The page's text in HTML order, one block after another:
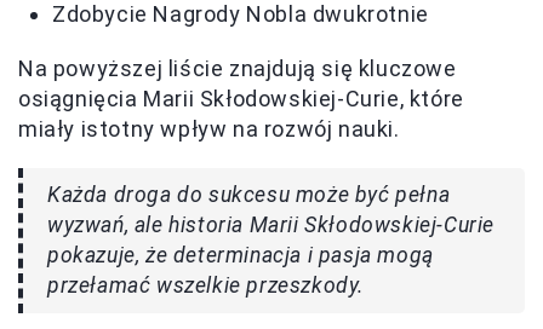
Zdobycie Nagrody Nobla dwukrotnie
Na powyższej liście znajdują się kluczowe
osiągnięcia Marii Skłodowskiej-Curie, które
miały istotny wpływ na rozwój nauki.
Każda droga do sukcesu może być pełna
wyzwań, ale historia Marii Skłodowskiej-Curie
pokazuje, że determinacja i pasja mogą
przełamać wszelkie przeszkody.